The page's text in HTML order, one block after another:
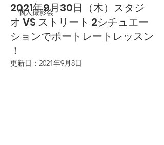
個人撮影会
2021年9月30日（木）スタジ
オ VS ストリート 2シチュエー
ションでポートレートレッスン
！
更新日： 2021年9月8日